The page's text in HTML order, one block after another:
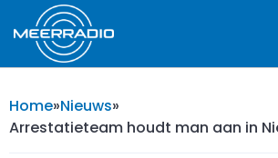
Home»Nieuws»
Arrestatieteam houdt man aan in